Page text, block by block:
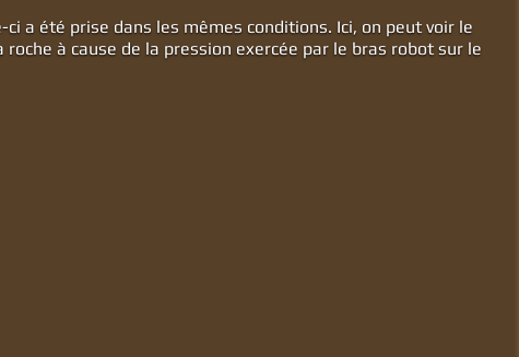
a été prise dans les mêmes conditions. Ici, on peut voir le
à cause de la pression exercée par le bras robot sur le